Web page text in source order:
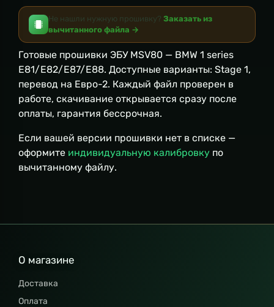
Не нашли нужную прошивку? Заказать из
вычитанного файла →
Готовые прошивки ЭБУ MSV80 — BMW 1 series
E81/E82/E87/E88. Доступные варианты: Stage 1,
перевод на Евро-2. Каждый файл проверен в
работе, скачивание открывается сразу после
оплаты, гарантия бессрочная.
Если вашей версии прошивки нет в списке —
оформите индивидуальную калибровку по
вычитанному файлу.
О магазине
Доставка
Оплата